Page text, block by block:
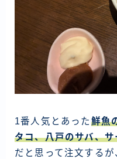
1番人気とあった 鮮魚
タコ、八戸のサバ、
だと思って注文するが